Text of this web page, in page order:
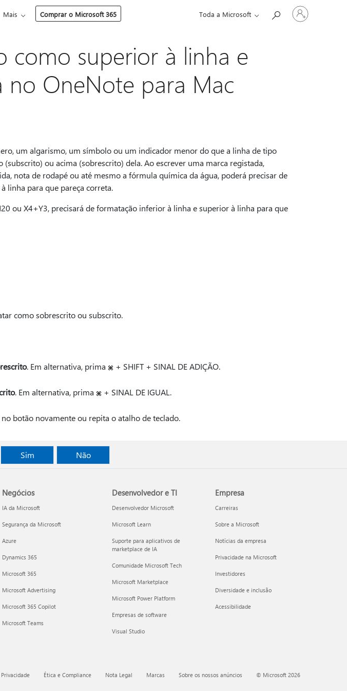
Mais Comprar o Microsoft 365 Toda a Microsoft
Entre
em
sua
como superior à linha e
no OneNote para Mac
um algarismo, um símbolo ou um indicador menor do que a linha de tipo
ou acima (sobrescrito) dela. Ao escrever uma marca registada,
nota de rodapé ou até mesmo a fórmula química da água, poderá precisar de
linha para que pareça correta.
ou X4+Y3, precisará de formatação inferior à linha e superior à linha para que
como sobrescrito ou subscrito.
. Em alternativa, prima + SHIFT + SINAL DE ADIÇÃO.
. Em alternativa, prima + SINAL DE IGUAL.
botão novamente ou repita o atalho de teclado.
Sim Não
Negócios
IA da Microsoft
Segurança da Microsoft
Azure
Dynamics 365
Microsoft 365
Microsoft Advertising
Microsoft 365 Copilot
Microsoft Teams
Desenvolvedor e TI
Desenvolvedor Microsoft
Microsoft Learn
Suporte para aplicativos de
marketplace de IA
Comunidade Microsoft Tech
Microsoft Marketplace
Microsoft Power Platform
Empresas de software
Visual Studio
Empresa
Carreiras
Sobre a Microsoft
Notícias da empresa
Privacidade na Microsoft
Investidores
Diversidade e inclusão
Acessibilidade
Privacidade Ética e Compliance Nota Legal Marcas Sobre os nossos anúncios © Microsoft 2026